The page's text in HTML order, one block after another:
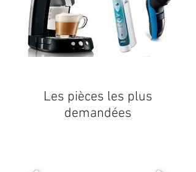
Les pièces les plus
demandées